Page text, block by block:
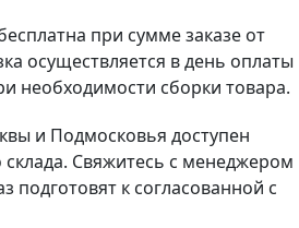
при сумме заказе от
осуществляется в день оплаты
необходимости сборки товара.
и Подмосковья доступен
Свяжитесь с менеджером
подготовят к согласованной с